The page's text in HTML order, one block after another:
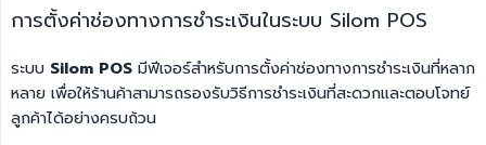
การตั้งค่าช่องทางการชำระเงินในระบบ Silom POS
ระบบ Silom POS มีฟีเจอร์สำหรับการตั้งค่าช่องทางการชำระเงินที่หลาก
หลาย เพื่อให้ร้านค้าสามารถรองรับวิธีการชำระเงินที่สะดวกและตอบโจทย์
ลูกค้าได้อย่างครบถ้วน